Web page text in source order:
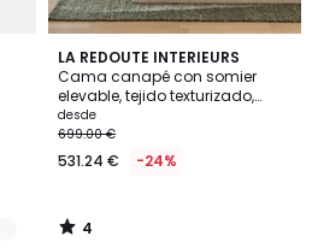
LA REDOUTE INTERIEURS
Cama canapé con somier
elevable, tejido texturizado,
STEEN
desde
699.00 €
531.24 € -24%
4
/
5
4
/